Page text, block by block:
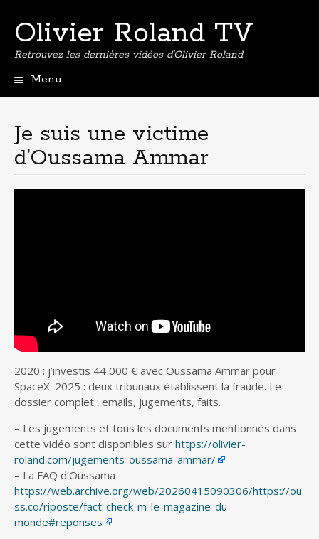
Olivier Roland TV
Retrouvez les dernières vidéos d'Olivier Roland
Menu
principal
Je suis une victime
d’Oussama Ammar
2020 : j’investis 44 000 € avec Oussama Ammar pour
SpaceX. 2025 : deux tribunaux établissent la fraude. Le
dossier complet : emails, jugements, faits.
– Les jugements et tous les documents mentionnés dans
cette vidéo sont disponibles sur https://olivier-
roland.com/jugements-oussama-ammar/
– La FAQ d’Oussama
https://web.archive.org/web/20260415090306/https://ou
ss.co/riposte/fact-check-m-le-magazine-du-
monde#reponses